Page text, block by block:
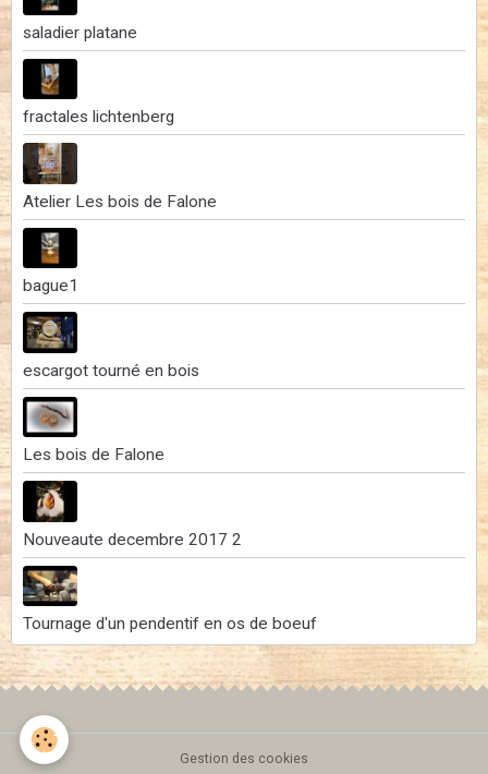
saladier platane
fractales lichtenberg
Atelier Les bois de Falone
bague1
escargot tourné en bois
Les bois de Falone
Nouveaute decembre 2017 2
Tournage d'un pendentif en os de boeuf
Gestion des cookies